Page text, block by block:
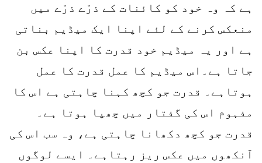
ہے کہ وہ خود کو کائنات کے ذرّے ذرّے میں
منعکس کرنے کے لئے اپنا ایک میڈیم بناتی
ہے اور یہ میڈیم خود قدرت کا اپنا عکس بن
جاتا ہے۔اس میڈیم کا عمل قدرت کا عمل
ہوتاہے۔ قدرت جو کچھ کہنا چاہتی ہے اس کا
مفہوم اس کی گفتار میں چھپا ہوتا ہے۔
قدرت جو کچھ دکھانا چاہتی ہے، وہ سب اس کی
آنکھوں میں عکس ریز رہتاہے۔ ایسے لوگوں